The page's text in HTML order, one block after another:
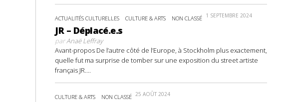
ACTUALITÉS CULTURELLES CULTURE & ARTS NON CLASSÉ 1 SEPTEMBRE 2024
JR – Déplacé.e.s
parAnaë Leffray
Avant-propos De l’autre côté de l’Europe, à Stockholm plus exactement,
quelle fut ma surprise de tomber sur une exposition du street artiste
français JR....
CULTURE & ARTS NON CLASSÉ 25 AOÛT 2024